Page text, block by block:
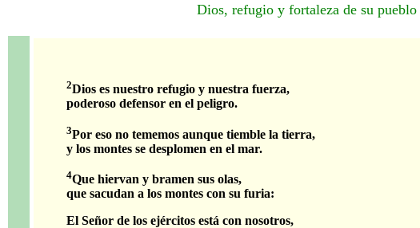
Dios, refugio y fortaleza de su pueblo
2Dios es nuestro refugio y nuestra fuerza,
poderoso defensor en el peligro.
3Por eso no tememos aunque tiemble la tierra,
y los montes se desplomen en el mar.
4Que hiervan y bramen sus olas,
que sacudan a los montes con su furia:
El Señor de los ejércitos está con nosotros,